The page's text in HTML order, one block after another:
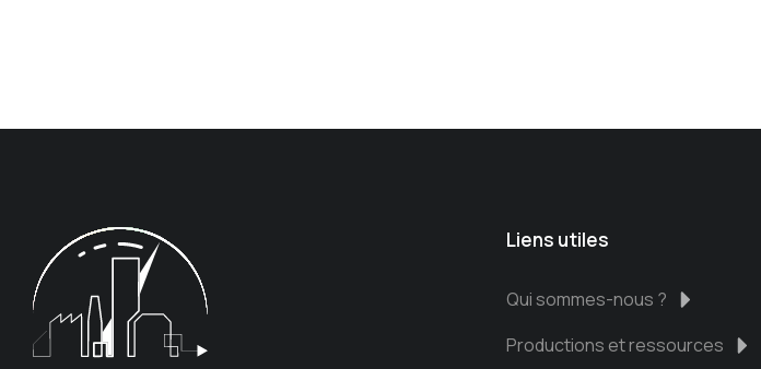
Liens utiles
Qui sommes-nous ?
Productions et ressources